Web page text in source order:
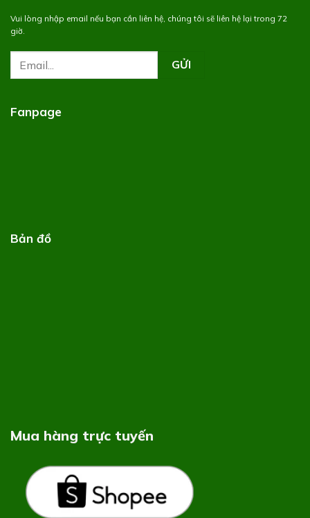
Vui lòng nhập email nếu bạn cần liên hệ, chúng tôi sẽ liên hệ lại trong 72
giờ.
Fanpage
Bản đồ
Mua hàng trực tuyến